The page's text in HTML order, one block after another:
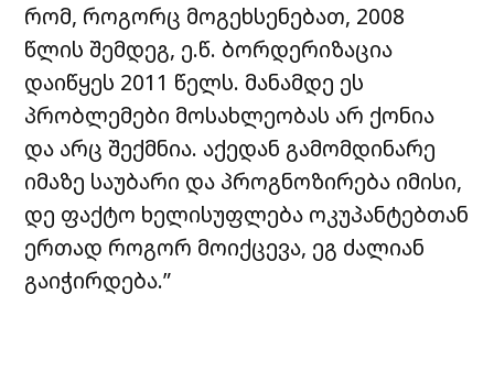
რომ, როგორც მოგეხსენებათ, 2008
წლის შემდეგ, ე.წ. ბორდერიზაცია
დაიწყეს 2011 წელს. მანამდე ეს
პრობლემები მოსახლეობას არ ქონია
და არც შექმნია. აქედან გამომდინარე
იმაზე საუბარი და პროგნოზირება იმისი,
დე ფაქტო ხელისუფლება ოკუპანტებთან
ერთად როგორ მოიქცევა, ეგ ძალიან
გაიჭირდება.”